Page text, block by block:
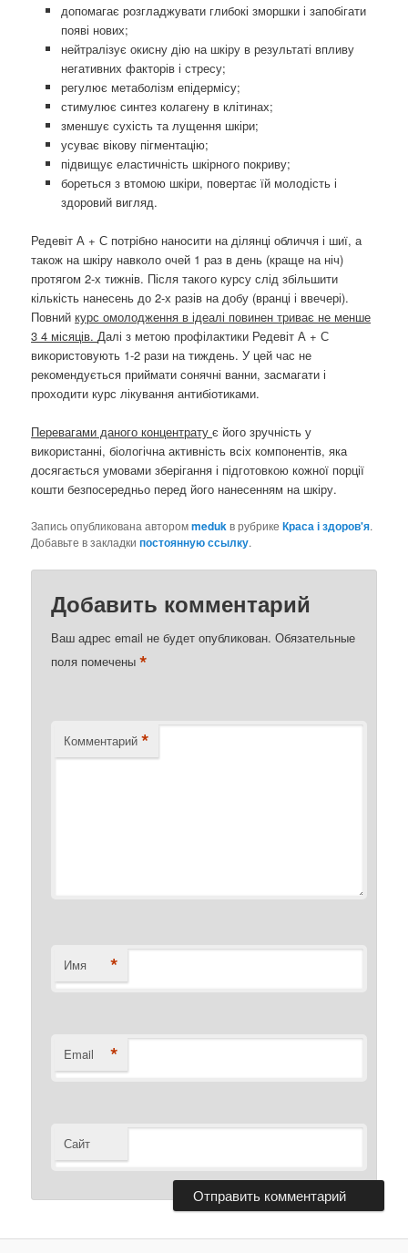
допомагає розгладжувати глибокі зморшки і запобігати
появі нових;
нейтралізує окисну дію на шкіру в результаті впливу
негативних факторів і стресу;
регулює метаболізм епідермісу;
стимулює синтез колагену в клітинах;
зменшує сухість та лущення шкіри;
усуває вікову пігментацію;
підвищує еластичність шкірного покриву;
бореться з втомою шкіри, повертає їй молодість і
здоровий вигляд.
Редевіт А + С потрібно наносити на ділянці обличчя і шиї, а
також на шкіру навколо очей 1 раз в день (краще на ніч)
протягом 2-х тижнів. Після такого курсу слід збільшити
кількість нанесень до 2-х разів на добу (вранці і ввечері).
Повнийкурс омолодження в ідеалі повинен триває не менше
3 4 місяців. Далі з метою профілактики Редевіт А + С
використовують 1-2 рази на тиждень. У цей час не
рекомендується приймати сонячні ванни, засмагати і
проходити курс лікування антибіотиками.
Перевагами даного концентратує його зручність у
використанні, біологічна активність всіх компонентів, яка
досягається умовами зберігання і підготовкою кожної порції
кошти безпосередньо перед його нанесенням на шкіру.
Запись опубликована авторомmedukв рубрикеКраса і здоров'я.
Добавьте в закладкипостоянную ссылку.
Добавить комментарий
Ваш адрес email не будет опубликован. Обязательные
поля помечены*
Комментарий *
Имя *
Email *
Сайт